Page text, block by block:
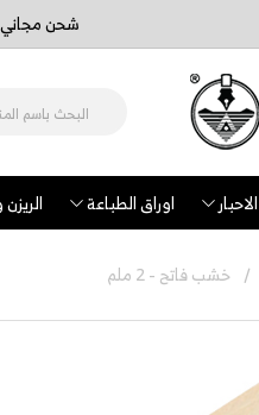
شحن مجاني للطلبات أكثر
الاحبار اوراق الطباعة
خشب فاتح - 2 ملم